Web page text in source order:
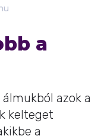
a
azok a
kelteget
a